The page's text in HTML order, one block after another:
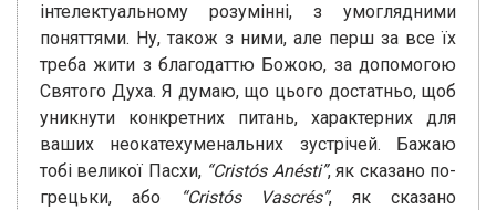
інтелектуальному розумінні, з умоглядними
поняттями. Ну, також з ними, але перш за все їх
треба жити з благодаттю Божою, за допомогою
Святого Духа. Я думаю, що цього достатньо, щоб
уникнути конкретних питань, характерних для
ваших неокатехуменальних зустрічей. Бажаю
тобі великої Пасхи, “Cristós Anésti”, як сказано по-
грецьки, або
“Cristós Vascrés”, як сказано